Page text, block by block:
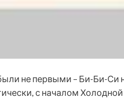
не первыми – Би-Би-Си
с началом